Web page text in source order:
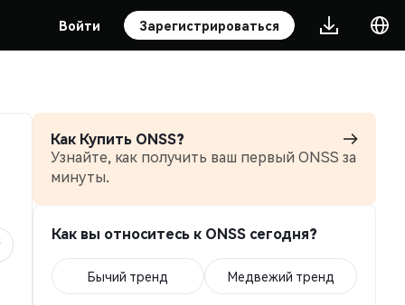
Войти Зарегистрироваться
Как Купить ONSS?
Узнайте, как получить ваш первый ONSS за
минуты.
Как вы относитесь к ONSS сегодня?
Бычий тренд Медвежий тренд